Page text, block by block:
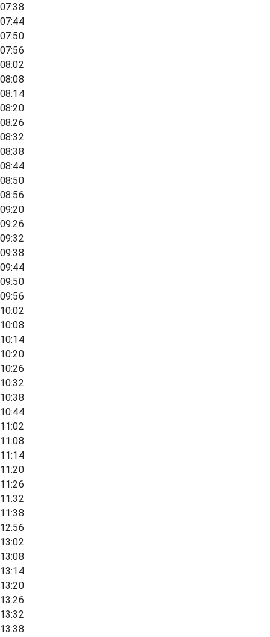
07:38
07:44
07:50
07:56
08:02
08:08
08:14
08:20
08:26
08:32
08:38
08:44
08:50
08:56
09:20
09:26
09:32
09:38
09:44
09:50
09:56
10:02
10:08
10:14
10:20
10:26
10:32
10:38
10:44
11:02
11:08
11:14
11:20
11:26
11:32
11:38
12:56
13:02
13:08
13:14
13:20
13:26
13:32
13:38